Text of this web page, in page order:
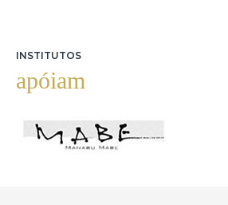
INSTITUTOS
apóiam